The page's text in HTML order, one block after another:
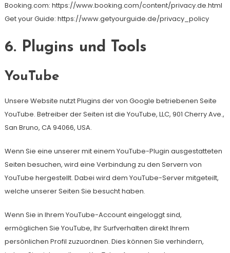
Booking.com: https://www.booking.com/content/privacy.de.html
Get your Guide: https://www.getyourguide.de/privacy_policy
6. Plugins und Tools
YouTube
Unsere Website nutzt Plugins der von Google betriebenen Seite
YouTube. Betreiber der Seiten ist die YouTube, LLC, 901 Cherry Ave.,
San Bruno, CA 94066, USA.
Wenn Sie eine unserer mit einem YouTube-Plugin ausgestatteten
Seiten besuchen, wird eine Verbindung zu den Servern von
YouTube hergestellt. Dabei wird dem YouTube-Server mitgeteilt,
welche unserer Seiten Sie besucht haben.
Wenn Sie in Ihrem YouTube-Account eingeloggt sind,
ermöglichen Sie YouTube, Ihr Surfverhalten direkt Ihrem
persönlichen Profil zuzuordnen. Dies können Sie verhindern,